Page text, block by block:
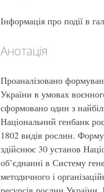
Інформація про події в
Анотація
Проаналізовано
України в умовах
сформовано один з
Національний генбанк
1802 видів рослин.
здійснює 30 установ
об’єднанні в Систему
методичного і